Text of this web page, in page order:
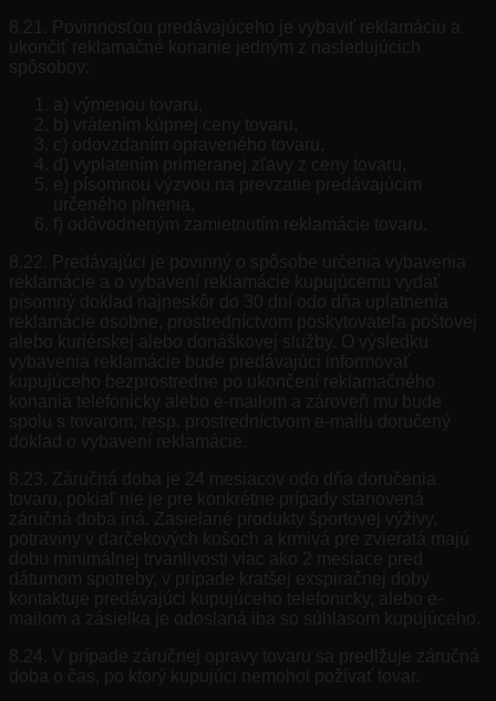
8.21. Povinnosťou predávajúceho je vybaviť reklamáciu a
ukončiť reklamačné konanie jedným z nasledujúcich
spôsobov:
a) výmenou tovaru,
b) vrátením kúpnej ceny tovaru,
c) odovzdaním opraveného tovaru,
d) vyplatením primeranej zľavy z ceny tovaru,
e) písomnou výzvou na prevzatie predávajúcim
určeného plnenia,
f) odôvodneným zamietnutím reklamácie tovaru.
8.22. Predávajúci je povinný o spôsobe určenia vybavenia
reklamácie a o vybavení reklamácie kupujúcemu vydať
písomný doklad najneskôr do 30 dní odo dňa uplatnenia
reklamácie osobne, prostredníctvom poskytovateľa poštovej
alebo kuriérskej alebo donáškovej služby. O výsledku
vybavenia reklamácie bude predávajúci informovať
kupujúceho bezprostredne po ukončení reklamačného
konania telefonicky alebo e-mailom a zároveň mu bude
spolu s tovarom, resp. prostredníctvom e-mailu doručený
doklad o vybavení reklamácie.
8.23. Záručná doba je 24 mesiacov odo dňa doručenia
tovaru, pokiaľ nie je pre konkrétne prípady stanovená
záručná doba iná. Zasielané produkty športovej výživy,
potraviny v darčekových košoch a krmivá pre zvieratá majú
dobu minimálnej trvanlivosti viac ako 2 mesiace pred
dátumom spotreby, v prípade kratšej exspiračnej doby
kontaktuje predávajúci kupujúceho telefonicky, alebo e-
mailom a zásielka je odoslaná iba so súhlasom kupujúceho.
8.24. V prípade záručnej opravy tovaru sa predlžuje záručná
doba o čas, po ktorý kupujúci nemohol požívať tovar.